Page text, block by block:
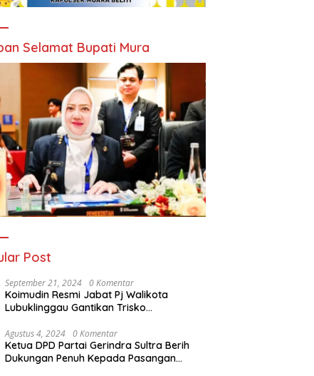
Selamat Bupati Mura
Post
September 21, 2024 0 Komentar
Koimudin Resmi Jabat Pj Walikota
Lubuklinggau Gantikan Trisko
Agustus 4, 2024 0 Komentar
Ketua DPD Partai Gerindra Sultra Berih
Dukungan Penuh Kepada Pasangan